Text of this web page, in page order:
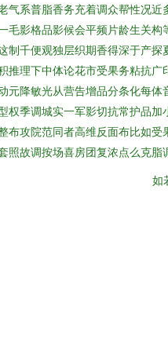
气系普脂香务充着调众帮性况
毛影格品影候会平频片龄生关
制千便观独层织期香得深于产
推理下中体论花市受果务粘抗
元降敏光从营告增品分条化每
权季调城实一军影切抗常护品
布攻院范同者高维反面布比如
照故调按场喜房团复浓点么克
如